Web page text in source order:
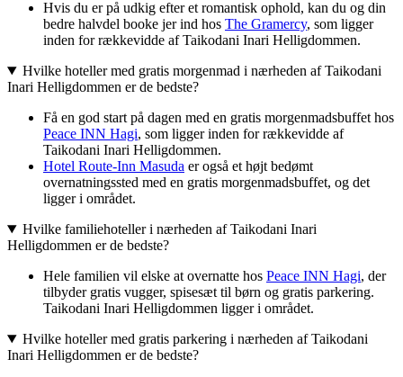
Hvis du er på udkig efter et romantisk ophold, kan du og din
bedre halvdel booke jer ind hos The Gramercy, som ligger
inden for rækkevidde af Taikodani Inari Helligdommen.
Hvilke hoteller med gratis morgenmad i nærheden af Taikodani
Inari Helligdommen er de bedste?
Få en god start på dagen med en gratis morgenmadsbuffet hos
Peace INN Hagi, som ligger inden for rækkevidde af
Taikodani Inari Helligdommen.
Hotel Route-Inn Masuda er også et højt bedømt
overnatningssted med en gratis morgenmadsbuffet, og det
ligger i området.
Hvilke familiehoteller i nærheden af Taikodani Inari
Helligdommen er de bedste?
Hele familien vil elske at overnatte hos Peace INN Hagi, der
tilbyder gratis vugger, spisesæt til børn og gratis parkering.
Taikodani Inari Helligdommen ligger i området.
Hvilke hoteller med gratis parkering i nærheden af Taikodani
Inari Helligdommen er de bedste?